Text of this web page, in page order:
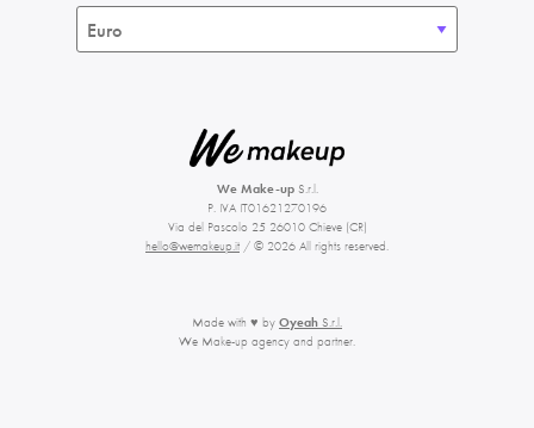
We Make-upS.r.l.
P. IVA IT01621270196
Via del Pascolo 25 26010 Chieve (CR)
hello@wemakeup.it / © 2026 All rights reserved.
Made with ♥ by Oyeah S.r.l.
We Make-up agency and partner.